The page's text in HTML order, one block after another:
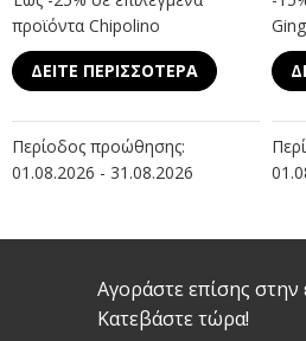
προϊόντα Chipolino
ΔΕΙΤΕ ΠΕΡΙΣΣΟΤΕΡΑ
Περίοδος προώθησης:
01.08.2026 - 31.08.2026
Αγοράστε επίσης
Κατεβάστε τώρα!